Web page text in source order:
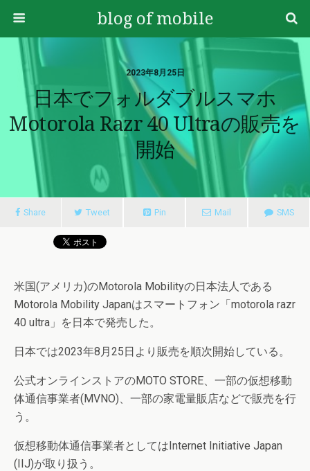
blog of mobile
2023年8月25日
日本でフォルダブルスマホ
Motorola Razr 40 Ultraの販売を
開始
Share Tweet Pin Mail SMS
米国(アメリカ)のMotorola Mobilityの日本法人である
Motorola Mobility Japanはスマートフォン「motorola razr
40 ultra」を日本で発売した。
日本では2023年8月25日より販売を順次開始している。
公式オンラインストアのMOTO STORE、一部の仮想移動
体通信事業者(MVNO)、一部の家電量販店などで販売を行
う。
仮想移動体通信事業者としてはInternet Initiative Japan
(IIJ)が取り扱う。